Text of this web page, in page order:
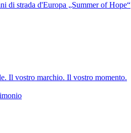
di strada d'Europa „Summer of Hope“
Il vostro marchio. Il vostro momento.